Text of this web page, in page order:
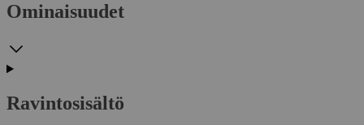
Ominaisuudet
Ravintosisältö